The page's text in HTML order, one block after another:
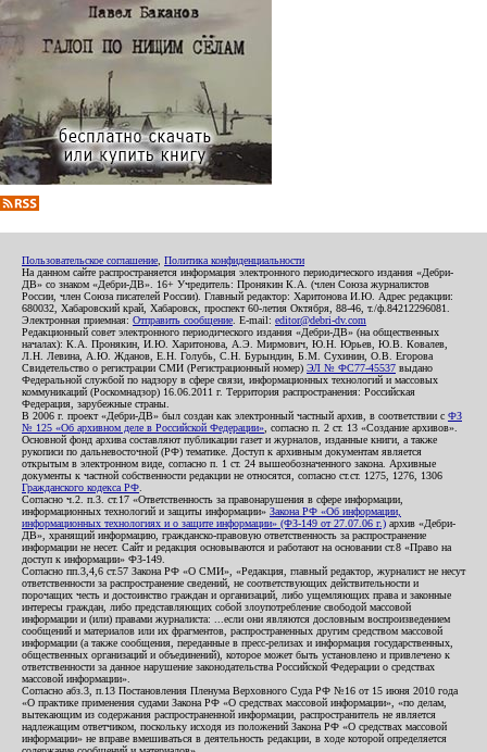
Пользовательское соглашение Политика конфиденциальности
На данном сайте распространяется информация электронного периодического издания «Дебри-
ДВ» со знаком «Дебри-ДВ». 16+ Учредитель: Пронякин К.А. (член Союза журналистов
России, член Союза писателей России). Главный редактор: Харитонова И.Ю. Адрес редакции:
680032, Хабаровский край, Хабаровск, проспект 60-летия Октября, 88-46, т./ф.84212296081.
Электронная приемная: Отправить сообщение . E-mail: editor@debri-dv.com
Редакционный совет электронного периодического издания «Дебри-ДВ» (на общественных
началах): К.А. Пронякин, И.Ю. Харитонова, А.Э. Мирмович, Ю.Н. Юрьев, Ю.В. Ковалев,
Л.Н. Левина, А.Ю. Жданов, Е.Н. Голубь, С.Н. Бурындин, Б.М. Сухинин, О.В. Егорова
Свидетельство о регистрации СМИ (Регистрационный номер) ЭЛ № ФС77-45537 выдано
Федеральной службой по надзору в сфере связи, информационных технологий и массовых
коммуникаций (Роскомнадзор) 16.06.2011 г. Территория распространения: Российская
Федерация, зарубежные страны.
В 2006 г. проект «Дебри-ДВ» был создан как электронный частный архив, в соответствии с ФЗ
№ 125 «Об архивном деле в Российской Федерации» , согласно п. 2 ст. 13 «Создание архивов».
Основной фонд архива составляют публикации газет и журналов, изданные книги, а также
рукописи по дальневосточной (РФ) тематике. Доступ к архивным документам является
открытым в электронном виде, согласно п. 1 ст. 24 вышеобозначенного закона. Архивные
документы к частной собственности редакции не относятся, согласно ст.ст. 1275, 1276, 1306
Гражданского кодекса РФ
Согласно ч.2. п.3. ст.17 «Ответственность за правонарушения в сфере информации,
информационных технологий и защиты информации» Закона РФ «Об информации,
информационных технологиях и о защите информации» (ФЗ-149 от 27.07.06 г.) архив «Дебри-
ДВ», хранящий информацию, гражданско-правовую ответственность за распространение
информации не несет. Сайт и редакция основываются и работают на основании ст.8 «Право на
доступ к информации» ФЗ-149.
Согласно пп.3,4,6 ст.57 Закона РФ «О СМИ», «Редакция, главный редактор, журналист не несут
ответственности за распространение сведений, не соответствующих действительности и
порочащих честь и достоинство граждан и организаций, либо ущемляющих права и законные
интересы граждан, либо представляющих собой злоупотребление свободой массовой
информации и (или) правами журналиста: ...если они являются дословным воспроизведением
сообщений и материалов или их фрагментов, распространенных другим средством массовой
информации (а также сообщения, переданные в пресс-релизах и информация государственных,
общественных организаций и объединений), которое может быть установлено и привлечено к
ответственности за данное нарушение законодательства Российской Федерации о средствах
массовой информации».
Согласно абз.3, п.13 Постановления Пленума Верховного Суда РФ №16 от 15 июня 2010 года
«О практике применения судами Закона РФ «О средствах массовой информации», «по делам,
вытекающим из содержания распространенной информации, распространитель не является
надлежащим ответчиком, поскольку исходя из положений Закона РФ «О средствах массовой
информации» не вправе вмешиваться в деятельность редакции, в ходе которой определяется